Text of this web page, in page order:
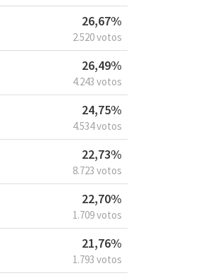
26,67%
2.520 votos
26,49%
4.243 votos
24,75%
4.534 votos
22,73%
8.723 votos
22,70%
1.709 votos
21,76%
1.793 votos